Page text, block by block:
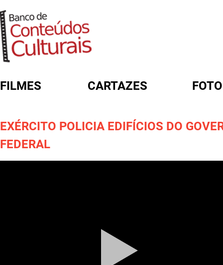
FILMES CARTAZES
EXÉRCITO POLICIA EDIFÍCIOS DO
FEDERAL
FORMULÁRIO DE BUSCA